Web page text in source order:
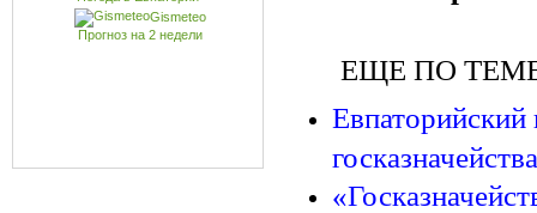
Gismeteo
Прогноз на 2 недели
ЕЩЕ ПО
Евпаторийский
госказначейства